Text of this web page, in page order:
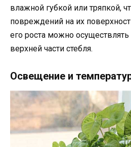
влажной губкой или тряпкой,
повреждений на их
его роста можно
верхней части стебля.
Освещение и